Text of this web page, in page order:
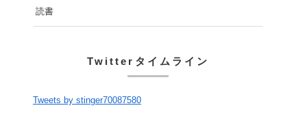
読書
Twitterタイムライン
Tweets by stinger70087580